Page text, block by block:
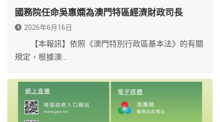
國務院任命吳惠嫻為澳門特區經濟財政司長
2026年6月16日
【本報訊】依照《澳門特別行政區基本法》的有關
規定，根據澳…